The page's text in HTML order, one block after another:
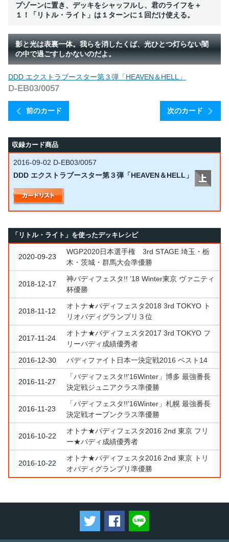
プゾーンに置き、デッキをシャッフルし、君のライフを＋
１！「リトル・ライト」は１ターンに１回だけ使える。
影と光は表裏一体。我らを消したくば、光ひとつ灯らない闇
の中で過ごすしかないのだよ。
前のカード
DDD エクストラブースター第３弾「HEAVEN＆HELL」
D-EB03/0057
次のカード
収録カード商品
2016-09-02 D-EB03/0057
DDD エクストラブースター第３弾「HEAVEN＆HELL」
「リトル・ライト」を使ったデッキレシピ
2020-09-23
WGP2020日本選手権 3rd STAGE 埼玉・栃
木・茨城・群馬大会準優勝
2018-12-17
神バディフェスタ!! ’18 Winter東京 ヴァニティ
杯優勝
2018-11-12
オトナ★バディフェスタ2018 3rd TOKYO ト
リオバディグランプリ３位
2017-11-24
オトナ★バディフェスタ2017 3rd TOKYO フ
リーバディ成績優秀者
2016-12-30
バディファイト日本一決定戦2016 ベスト14
2016-11-27
「バディフェスタ!!'16Winter」博多 最強番長
決定戦ジュニアクラス準優勝
2016-11-23
「バディフェスタ!!'16Winter」札幌 最強番長
決定戦オープンクラス準優勝
2016-10-22
オトナ★バディフェスタ2016 2nd 東京 フリ
ー★バディ成績優秀者
2016-10-22
オトナ★バディフェスタ2016 2nd 東京 トリ
オバディグランプリ準優勝
ツイートするFacebookでシェアする